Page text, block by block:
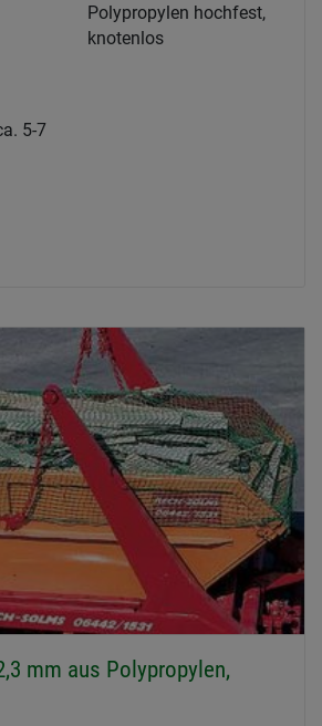
Polypropylen hochfest,
knotenlos
5-7
mm aus Polypropylen,